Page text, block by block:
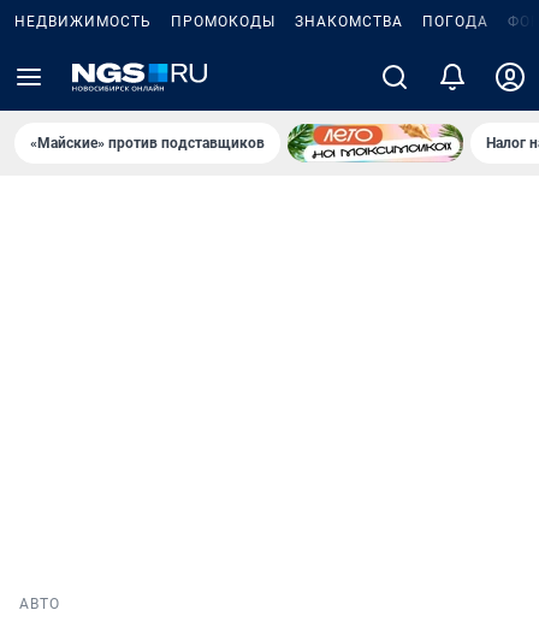
НЕДВИЖИМОСТЬ ПРОМОКОДЫ ЗНАКОМСТВА ПОГОДА
«Майские» против подставщиков Налог
АВТО